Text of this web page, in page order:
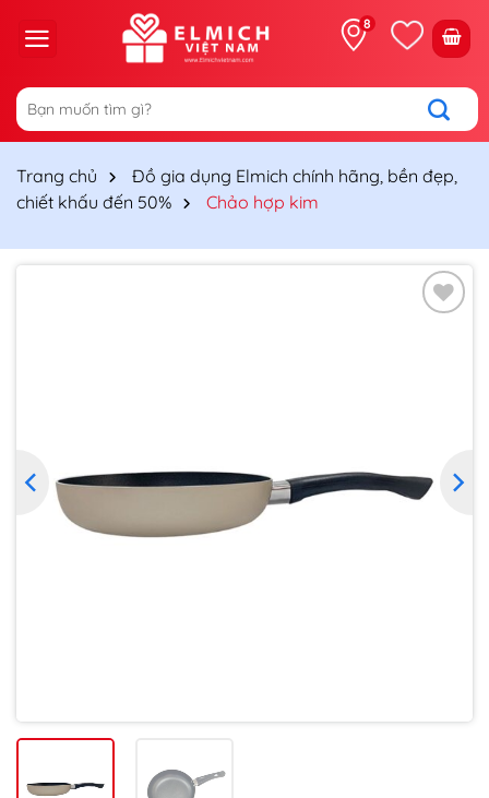
đến
dung
8
Tìm
kiếm:
Trang chủ
Đồ gia dụng Elmich chính hãng, bền đẹp,
chiết khấu đến 50%
Chảo hợp kim